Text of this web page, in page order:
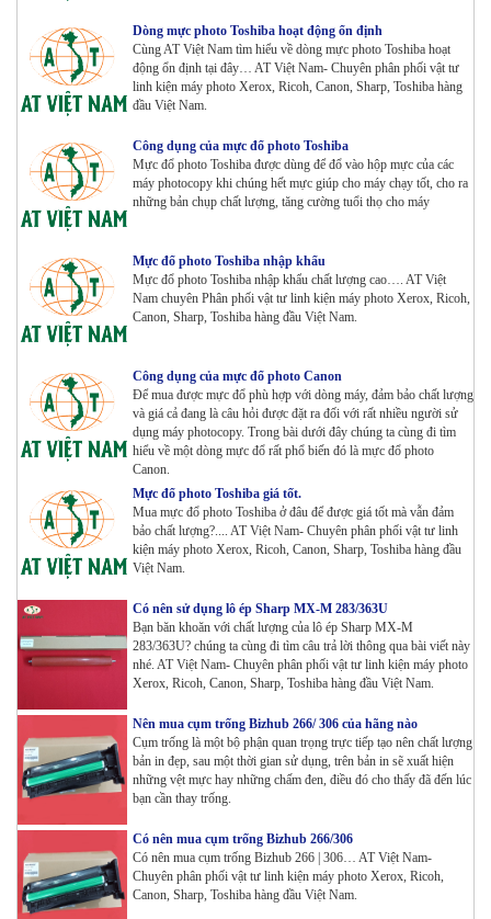
Tham Khảo
Tham Khảo
Bộ Mực 4 màu Konica Minolta Bizhub C1085 | 6085 |
HÃNG_ USA
Tham Khảo
Máy Photocopy Ricoh MP 7503 Renew
Tham Khảo
Máy photocopy Ricoh IM 7000
Tham Khảo
Máy in Laser Đơn năng G&G P2022W_in Wifi
Tham Khảo
Máy in Laser Đơn năng G&G GP4200DW in Đảo mặt ,
Tham Khảo
Máy in Laser Đơn năng G&G GP3300DW in Đảo mặt ,
Wifi
Tham Khảo
Máy in Đa chức năng G&G GM3310DW in , scan ,
Copy , Wifi , Lan
Mực ống Ricoh MP 3554 _MP 2554 | 2555 | 3054 |
3554 | 3055 | 3555 | 4054 | 5054 | 6054 | 4055 | 5055 |
Dòng mực photo Toshiba hoạt động ổn định
Cùng AT Việt Nam tìm hiểu về dòng mực photo Toshiba hoạt
động ổn định tại đây… AT Việt Nam- Chuyên phân phối vật tư
linh kiện máy photo Xerox, Ricoh, Canon, Sharp, Toshiba hàng
đầu Việt Nam.
Công dụng của mực đổ photo Toshiba
Mực đổ photo Toshiba được dùng để đổ vào hộp mực của các
máy photocopy khi chúng hết mực giúp cho máy chạy tốt, cho ra
những bản chụp chất lượng, tăng cường tuổi thọ cho máy
Mực đổ photo Toshiba nhập khẩu
Mực đổ photo Toshiba nhập khẩu chất lượng cao…. AT Việt
Nam chuyên Phân phối vật tư linh kiện máy photo Xerox, Ricoh,
Canon, Sharp, Toshiba hàng đầu Việt Nam.
Công dụng của mực đổ photo Canon
Để mua được mực đổ phù hợp với dòng máy, đảm bảo chất lượng
và giá cả đang là câu hỏi được đặt ra đối với rất nhiều người sử
dụng máy photocopy. Trong bài dưới đây chúng ta cùng đi tìm
hiểu về một dòng mực đổ rất phổ biến đó là mực đổ photo
Canon.
Mực đổ photo Toshiba giá tốt.
Mua mực đổ photo Toshiba ở đâu để được giá tốt mà vẫn đảm
bảo chất lượng?.... AT Việt Nam- Chuyên phân phối vật tư linh
kiện máy photo Xerox, Ricoh, Canon, Sharp, Toshiba hàng đầu
Việt Nam.
Có nên sử dụng lô ép Sharp MX-M 283/363U
Bạn băn khoăn với chất lượng của lô ép Sharp MX-M
283/363U? chúng ta cùng đi tìm câu trả lời thông qua bài viết này
nhé. AT Việt Nam- Chuyên phân phối vật tư linh kiện máy photo
Xerox, Ricoh, Canon, Sharp, Toshiba hàng đầu Việt Nam.
Nên mua cụm trống Bizhub 266/ 306 của hãng nào
Cụm trống là một bộ phận quan trọng trực tiếp tạo nên chất lượng
bản in đẹp, sau một thời gian sử dụng, trên bản in sẽ xuất hiện
những vệt mực hay những chấm đen, điều đó cho thấy đã đến lúc
bạn cần thay trống.
Có nên mua cụm trống Bizhub 266/306
Có nên mua cụm trống Bizhub 266 | 306… AT Việt Nam-
Chuyên phân phối vật tư linh kiện máy photo Xerox, Ricoh,
Canon, Sharp, Toshiba hàng đầu Việt Nam.